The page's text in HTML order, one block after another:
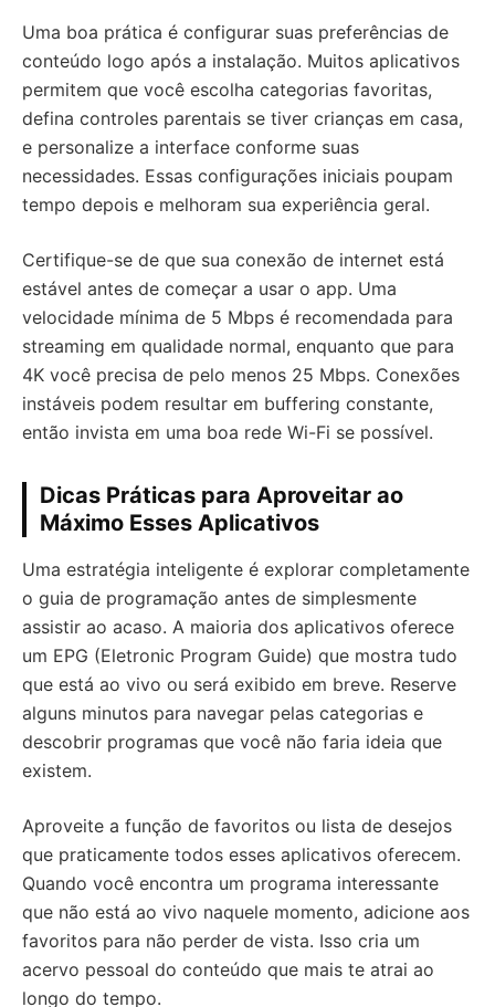
Uma boa prática é configurar suas preferências de
conteúdo logo após a instalação. Muitos aplicativos
permitem que você escolha categorias favoritas,
defina controles parentais se tiver crianças em casa,
e personalize a interface conforme suas
necessidades. Essas configurações iniciais poupam
tempo depois e melhoram sua experiência geral.
Certifique-se de que sua conexão de internet está
estável antes de começar a usar o app. Uma
velocidade mínima de 5 Mbps é recomendada para
streaming em qualidade normal, enquanto que para
4K você precisa de pelo menos 25 Mbps. Conexões
instáveis podem resultar em buffering constante,
então invista em uma boa rede Wi-Fi se possível.
Dicas Práticas para Aproveitar ao
Máximo Esses Aplicativos
Uma estratégia inteligente é explorar completamente
o guia de programação antes de simplesmente
assistir ao acaso. A maioria dos aplicativos oferece
um EPG (Eletronic Program Guide) que mostra tudo
que está ao vivo ou será exibido em breve. Reserve
alguns minutos para navegar pelas categorias e
descobrir programas que você não faria ideia que
existem.
Aproveite a função de favoritos ou lista de desejos
que praticamente todos esses aplicativos oferecem.
Quando você encontra um programa interessante
que não está ao vivo naquele momento, adicione aos
favoritos para não perder de vista. Isso cria um
acervo pessoal do conteúdo que mais te atrai ao
longo do tempo.